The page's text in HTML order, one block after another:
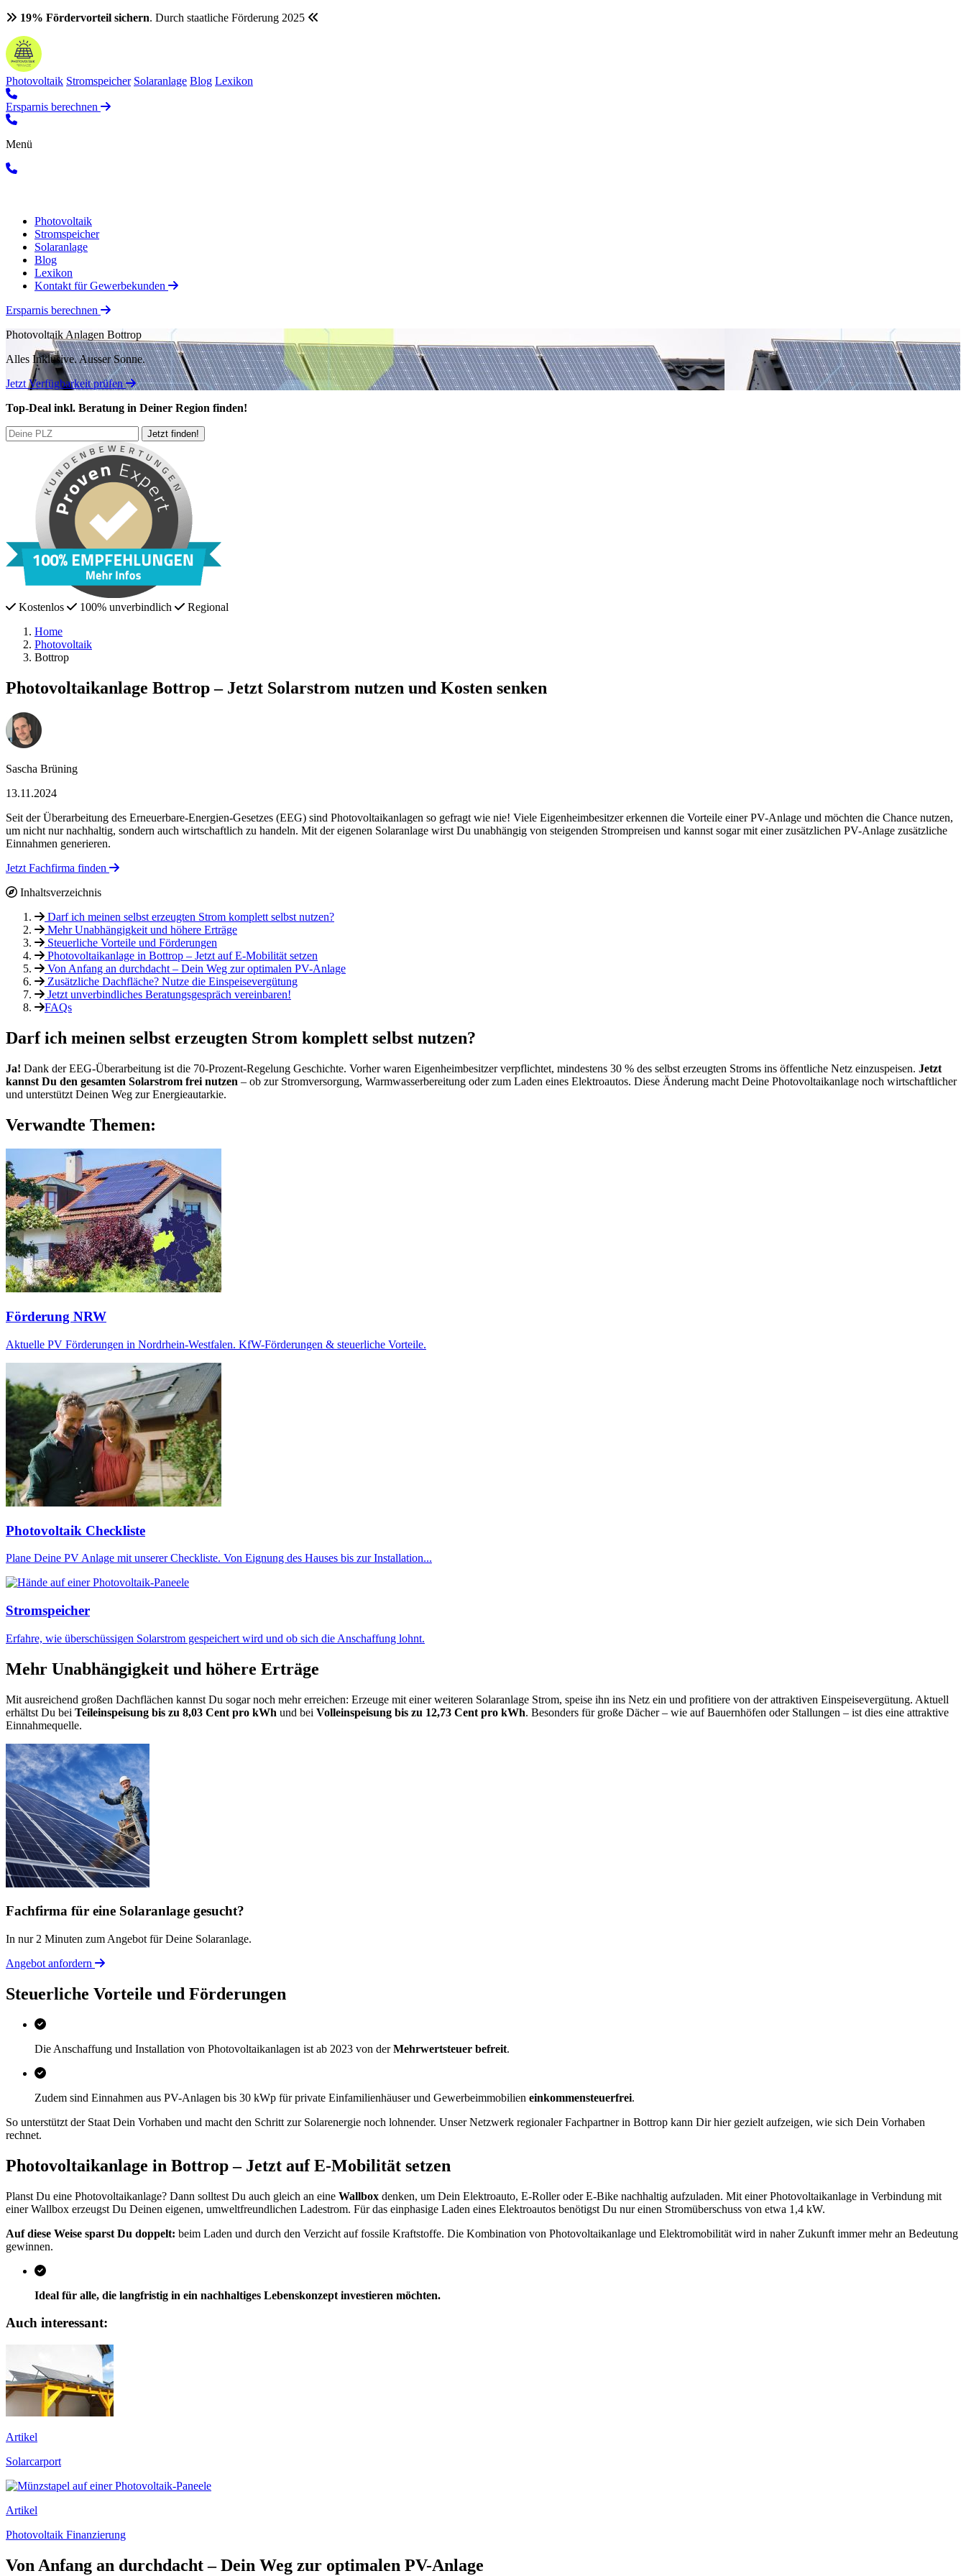
19% Fördervorteil sichern. Durch staatliche Förderung 2025
Photovoltaik Stromspeicher Solaranlage Blog Lexikon
Ersparnis berechnen
Menü
Photovoltaik
Stromspeicher
Solaranlage
Blog
Lexikon
Kontakt für Gewerbekunden
Ersparnis berechnen
Photovoltaik Anlagen Bottrop
Alles Inklusive.Ausser Sonne.
Jetzt Verfügbarkeit prüfen
Top-Deal inkl. Beratung in Deiner Region finden!
Kostenlos 100% unverbindlich
Regional
Home
Photovoltaik
Bottrop
Photovoltaikanlage Bottrop – Jetzt Solarstrom nutzen und Kosten senken
Sascha Brüning
13.11.2024
Seit der Überarbeitung des Erneuerbare-Energien-Gesetzes (EEG) sind Photovoltaikanlagen so gefragt wie nie! Viele Eigenheimbesitzer erkennen die Vorteile einer PV-Anlage und möchten die Chance nutzen,
um nicht nur nachhaltig, sondern auch wirtschaftlich zu handeln. Mit der eigenen Solaranlage wirst Du unabhängig von steigenden Strompreisen und kannst sogar mit einer zusätzlichen PV-Anlage zusätzliche
Einnahmen generieren.
Jetzt Fachfirma finden
Inhaltsverzeichnis
Darf ich meinen selbst erzeugten Strom komplett selbst nutzen?
Mehr Unabhängigkeit und höhere Erträge
Steuerliche Vorteile und Förderungen
Photovoltaikanlage in Bottrop – Jetzt auf E-Mobilität setzen
Von Anfang an durchdacht – Dein Weg zur optimalen PV-Anlage
Zusätzliche Dachfläche? Nutze die Einspeisevergütung
Jetzt unverbindliches Beratungsgespräch vereinbaren!
FAQs
Darf ich meinen selbst erzeugten Strom komplett selbst nutzen?
Ja! Dank der EEG-Überarbeitung ist die 70-Prozent-Regelung Geschichte. Vorher waren Eigenheimbesitzer verpflichtet, mindestens 30 % des selbst erzeugten Stroms ins öffentliche Netz einzuspeisen. Jetzt
kannst Du den gesamten Solarstrom frei nutzen – ob zur Stromversorgung, Warmwasserbereitung oder zum Laden eines Elektroautos. Diese Änderung macht Deine Photovoltaikanlage noch wirtschaftlicher
und unterstützt Deinen Weg zur Energieautarkie.
Verwandte Themen:
Förderung NRW
Aktuelle PV Förderungen in Nordrhein-Westfalen. KfW-Förderungen & steuerliche Vorteile.
Photovoltaik Checkliste
Plane Deine PV Anlage mit unserer Checkliste. Von Eignung des Hauses bis zur Installation...
Stromspeicher
Erfahre, wie überschüssigen Solarstrom gespeichert wird und ob sich die Anschaffung lohnt.
Mehr Unabhängigkeit und höhere Erträge
Mit ausreichend großen Dachflächen kannst Du sogar noch mehr erreichen: Erzeuge mit einer weiteren Solaranlage Strom, speise ihn ins Netz ein und profitiere von der attraktiven Einspeisevergütung. Aktuell
erhältst Du bei Teileinspeisung bis zu 8,03 Cent pro kWh und bei Volleinspeisung bis zu 12,73 Cent pro kWh. Besonders für große Dächer – wie auf Bauernhöfen oder Stallungen – ist dies eine attraktive
Einnahmequelle.
Fachfirma für eine Solaranlage gesucht?
In nur 2 Minuten zum Angebot für Deine Solaranlage.
Angebot anfordern
Steuerliche Vorteile und Förderungen
Die Anschaffung und Installation von Photovoltaikanlagen ist ab 2023 von derMehrwertsteuer befreit.
Zudem sind Einnahmen aus PV-Anlagen bis 30 kWp für private Einfamilienhäuser und Gewerbeimmobilien einkommensteuerfrei.
So unterstützt der Staat Dein Vorhaben und macht den Schritt zur Solarenergie noch lohnender. Unser Netzwerk regionaler Fachpartner in Bottrop kann Dir hier gezielt aufzeigen, wie sich Dein Vorhaben
rechnet.
Photovoltaikanlage in Bottrop – Jetzt auf E-Mobilität setzen
Planst Du eine Photovoltaikanlage? Dann solltest Du auch gleich an eine Wallbox denken, um Dein Elektroauto, E-Roller oder E-Bike nachhaltig aufzuladen. Mit einer Photovoltaikanlage in Verbindung mit
einer Wallbox erzeugst Du Deinen eigenen, umweltfreundlichen Ladestrom. Für das einphasige Laden eines Elektroautos benötigst Du nur einen Stromüberschuss von etwa 1,4 kW.
Auf diese Weise sparst Du doppelt: beim Laden und durch den Verzicht auf fossile Kraftstoffe. Die Kombination von Photovoltaikanlage und Elektromobilität wird in naher Zukunft immer mehr an Bedeutung
gewinnen.
Ideal für alle, die langfristig in ein nachhaltiges Lebenskonzept investieren möchten.
Auch interessant:
Artikel
Solarcarport
Artikel
Photovoltaik Finanzierung
Von Anfang an durchdacht – Dein Weg zur optimalen PV-Anlage